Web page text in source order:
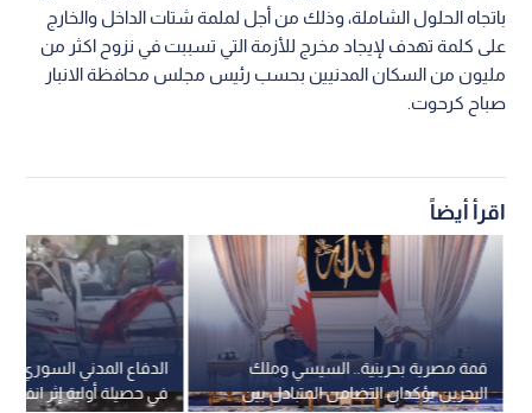
باتجاه الحلول الشاملة، وذلك من أجل لملمة شتات الداخل والخارج
على كلمة تهدف لإيجاد مخرج للأزمة التي تسببت في نزوح اكثر من
مليون من السكان المدنيين بحسب رئيس مجلس محافظة الانبار
صباح كرحوت.
اقرأ أيضاً
الدفاع المدني
في حصيلة أولية إثر
قمة مصرية بحرينية.. السيسي وملك
البحرين يؤكدان التضامن المتبادل بين